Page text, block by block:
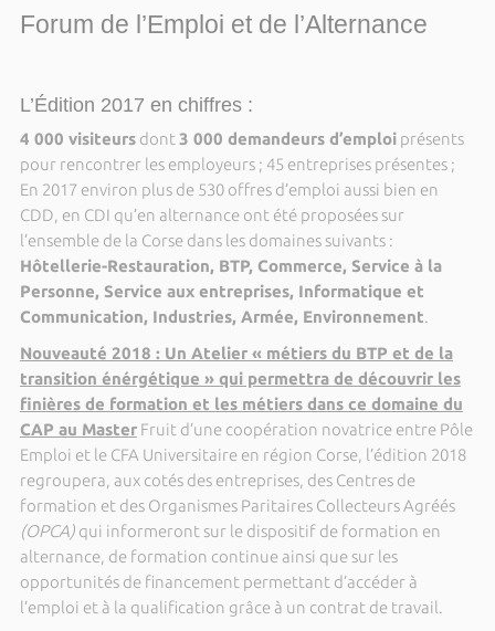
Forum de l’Emploi et de l’Alternance
L’Édition 2017 en chiffres :
4 000 visiteursdont 3 000 demandeurs d’emploiprésents
pour rencontrer les employeurs ; 45 entreprises présentes ;
En 2017 environ plus de 530 offres d’emploi aussi bien en
CDD, en CDI qu’en alternance ont été proposées sur
l’ensemble de la Corse dans les domaines suivants :
Hôtellerie-Restauration, BTP, Commerce, Service à la
Personne, Service aux entreprises, Informatique et
Communication, Industries, Armée, Environnement.
Nouveauté 2018 : Un Atelier « métiers du BTP et de la
transition énérgétique » qui permettra de découvrir les
finières de formation et les métiers dans ce domaine du
CAP au MasterFruit d’une coopération novatrice entre Pôle
Emploi et le CFA Universitaire en région Corse, l’édition 2018
regroupera, aux cotés des entreprises, des Centres de
formation et des Organismes Paritaires Collecteurs Agréés
(OPCA)qui informeront sur le dispositif de formation en
alternance, de formation continue ainsi que sur les
opportunités de financement permettant d’accéder à
l’emploi et à la qualification grâce à un contrat de travail.